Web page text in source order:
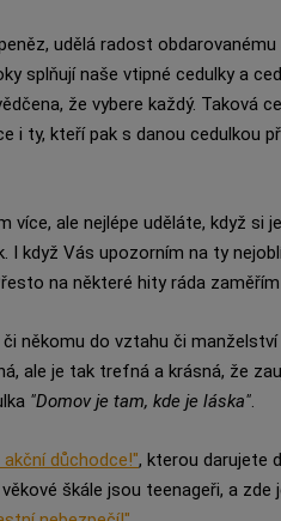
udělá radost
splňují naše vtipné cedulky a
že vybere každý. Taková
i ty, kteří pak s danou cedulkou
více, ale nejlépe uděláte, když si
I když Vás upozorním na ty
na některé hity ráda
někomu do vztahu či manželství
ale je tak trefná a krásná, že
"Domov je tam, kde je láska".
důchodce!", kterou darujete
škále jsou teenageři, a zde